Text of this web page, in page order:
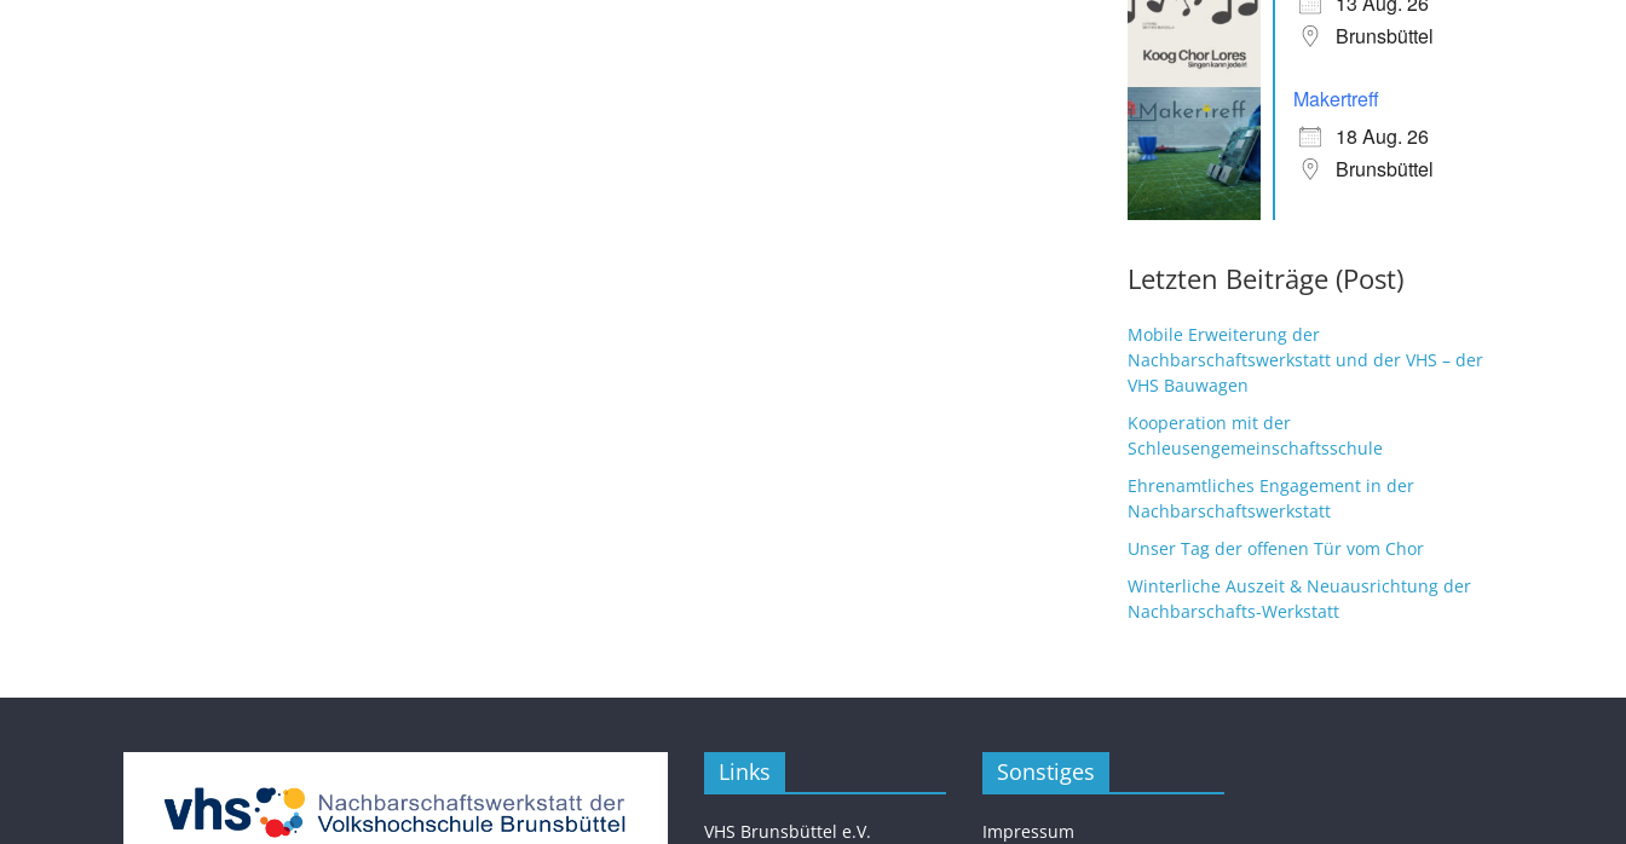
Brunsbüttel
Makertreff
18 Aug. 26
Brunsbüttel
Letzten Beiträge (Post)
Mobile Erweiterung der
Nachbarschaftswerkstatt und der VHS – der
VHS Bauwagen
Kooperation mit der
Schleusengemeinschaftsschule
Ehrenamtliches Engagement in der
Nachbarschaftswerkstatt
Unser Tag der offenen Tür vom Chor
Winterliche Auszeit & Neuausrichtung der
Nachbarschafts-Werkstatt
Links
VHS Brunsbüttel e.V.
Sonstiges
Impressum